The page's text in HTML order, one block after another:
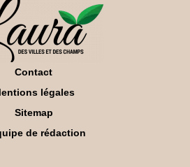
Contact
légales
Sitemap
de rédaction